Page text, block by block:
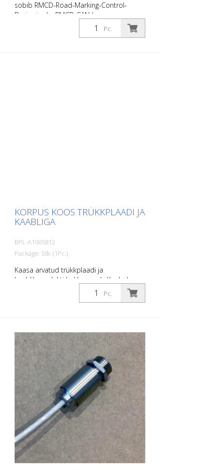
sobib RMCD-Road-Marking-Control-
Device jaoks RMCD-CAN-buss on
kompaktne juhtimisseade. Moodulit
kaitseb järeleproovitud ja vastupidav
Pc.
KORPUS KOOS TRÜKKPLAADI JA
KAABLIGA
BPL-A1005812
Package: Stk. (1Pc.)
Kaasa arvatud trükkplaadi ja
kaablikomplekti kokkupanek. Kaabel
kodeerija jaoks lisatud. Kaabel
täiendavate andurite, telemaatikamooduli
Pc.